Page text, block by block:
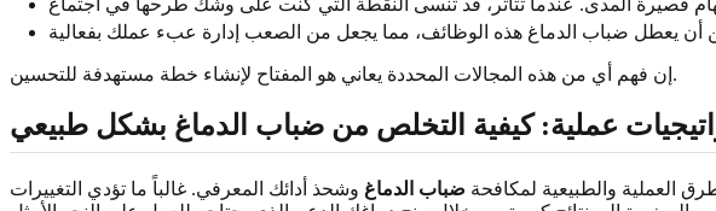
إن فهم أي من هذه المجالات المحددة يعاني هو المفتاح لإنشاء خطة مستهدفة للتحسين.
عملية: كيفية التخلص من ضباب الدماغ بشكل طبيعي
العملية والطبيعية لمكافحة ضباب الدماغ وشحذ أدائك المعرفي. غالباً ما تؤدي التغييرات